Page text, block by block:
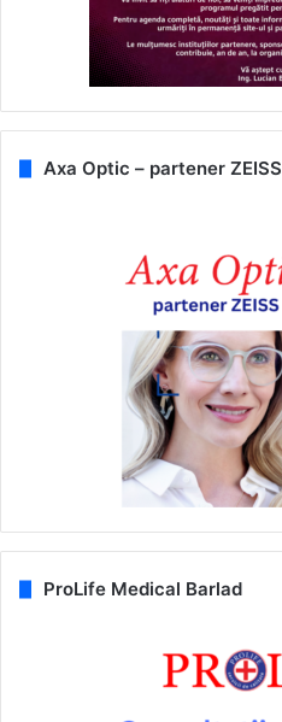
Axa Optic – partener ZEISS
ProLife Medical Barlad